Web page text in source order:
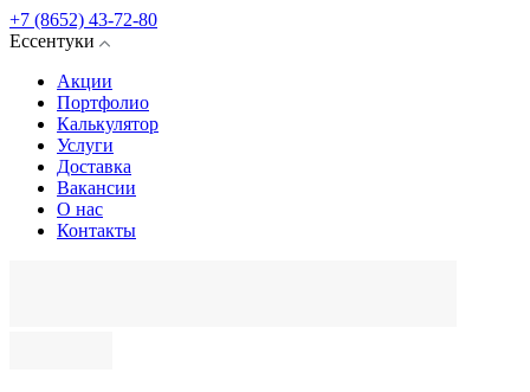
+7 (8652) 43-72-80
Ессентуки
Акции
Портфолио
Калькулятор
Услуги
Доставка
Вакансии
О нас
Контакты